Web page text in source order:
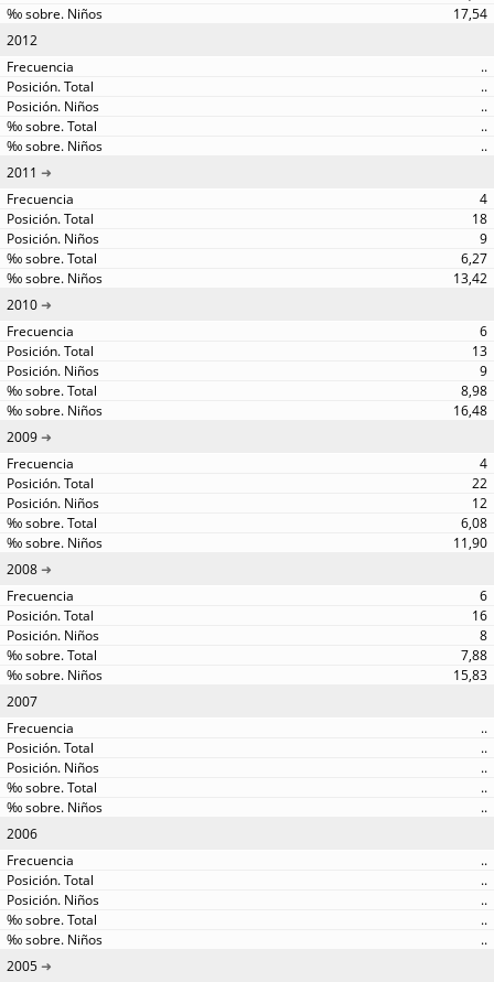
17,54
2012
..
..
..
..
..
2011
4
18
9
6,27
13,42
2010
6
13
9
8,98
16,48
2009
4
22
12
6,08
11,90
2008
6
16
8
7,88
15,83
2007
..
..
..
..
..
2006
..
..
..
..
..
2005